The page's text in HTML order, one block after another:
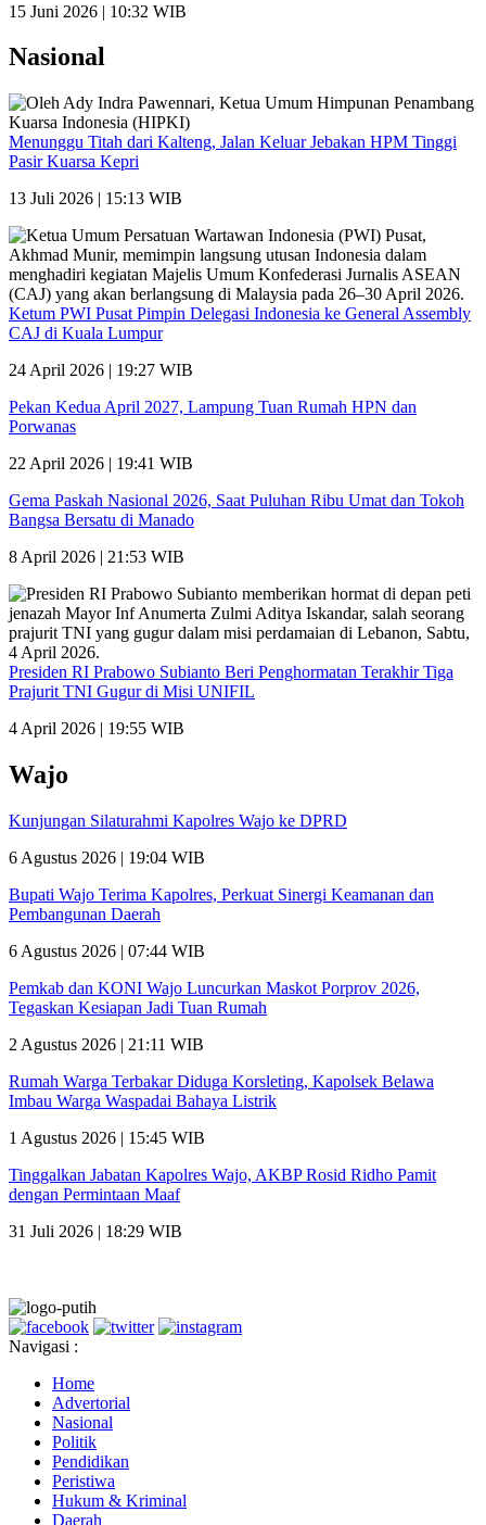
15 Juni 2026 | 10:32 WIB
Nasional
Menunggu Titah dari Kalteng, Jalan Keluar Jebakan HPM Tinggi
Pasir Kuarsa Kepri
13 Juli 2026 | 15:13 WIB
Ketum PWI Pusat Pimpin Delegasi Indonesia ke General Assembly
CAJ di Kuala Lumpur
24 April 2026 | 19:27 WIB
Pekan Kedua April 2027, Lampung Tuan Rumah HPN dan
Porwanas
22 April 2026 | 19:41 WIB
Gema Paskah Nasional 2026, Saat Puluhan Ribu Umat dan Tokoh
Bangsa Bersatu di Manado
8 April 2026 | 21:53 WIB
Presiden RI Prabowo Subianto Beri Penghormatan Terakhir Tiga
Prajurit TNI Gugur di Misi UNIFIL
4 April 2026 | 19:55 WIB
Wajo
Kunjungan Silaturahmi Kapolres Wajo ke DPRD
6 Agustus 2026 | 19:04 WIB
Bupati Wajo Terima Kapolres, Perkuat Sinergi Keamanan dan
Pembangunan Daerah
6 Agustus 2026 | 07:44 WIB
Pemkab dan KONI Wajo Luncurkan Maskot Porprov 2026,
Tegaskan Kesiapan Jadi Tuan Rumah
2 Agustus 2026 | 21:11 WIB
Rumah Warga Terbakar Diduga Korsleting, Kapolsek Belawa
Imbau Warga Waspadai Bahaya Listrik
1 Agustus 2026 | 15:45 WIB
Tinggalkan Jabatan Kapolres Wajo, AKBP Rosid Ridho Pamit
dengan Permintaan Maaf
31 Juli 2026 | 18:29 WIB
Navigasi :
Home
Advertorial
Nasional
Politik
Pendidikan
Peristiwa
Hukum & Kriminal
Daerah